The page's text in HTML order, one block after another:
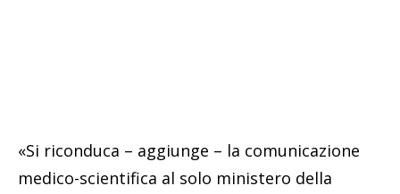
«Si riconduca – aggiunge – la comunicazione
medico-scientifica al solo ministero della